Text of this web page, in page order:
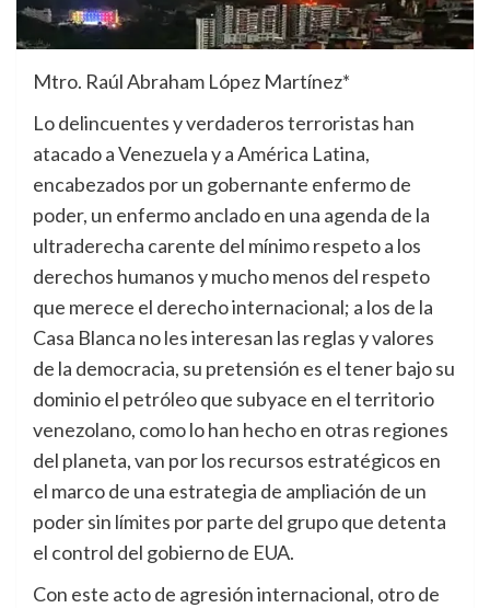
Mtro. Raúl Abraham López Martínez*
Lo delincuentes y verdaderos terroristas han
atacado a Venezuela y a América Latina,
encabezados por un gobernante enfermo de
poder, un enfermo anclado en una agenda de la
ultraderecha carente del mínimo respeto a los
derechos humanos y mucho menos del respeto
que merece el derecho internacional; a los de la
Casa Blanca no les interesan las reglas y valores
de la democracia, su pretensión es el tener bajo su
dominio el petróleo que subyace en el territorio
venezolano, como lo han hecho en otras regiones
del planeta, van por los recursos estratégicos en
el marco de una estrategia de ampliación de un
poder sin límites por parte del grupo que detenta
el control del gobierno de EUA.
Con este acto de agresión internacional, otro de